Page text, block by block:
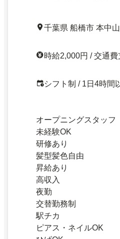
千葉県 船橋市 本中
時給2,000円 / 交通費
シフト制 / 1日4時間
オープニングスタッフ
未経験OK
研修あり
髪型髪色自由
昇給あり
高収入
夜勤
交替勤務制
駅チカ
ピアス・ネイルOK